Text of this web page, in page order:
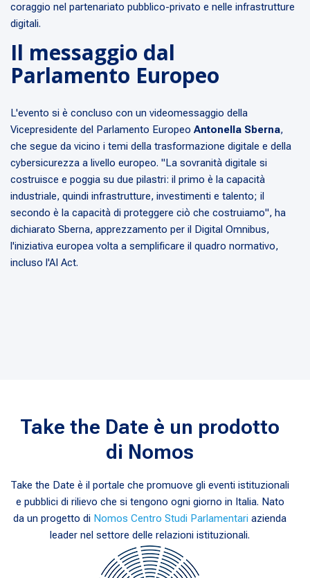
coraggio nel partenariato pubblico-privato e nelle infrastrutture
digitali.
Il messaggio dal
Parlamento Europeo
L'evento si è concluso con un videomessaggio della
Vicepresidente del Parlamento Europeo Antonella Sberna,
che segue da vicino i temi della trasformazione digitale e della
cybersicurezza a livello europeo. "La sovranità digitale si
costruisce e poggia su due pilastri: il primo è la capacità
industriale, quindi infrastrutture, investimenti e talento; il
secondo è la capacità di proteggere ciò che costruiamo", ha
dichiarato Sberna, apprezzamento per il Digital Omnibus,
l'iniziativa europea volta a semplificare il quadro normativo,
incluso l'AI Act.
Take the Date è un prodotto
di Nomos
Take the Date è il portale che promuove gli eventi istituzionali
e pubblici di rilievo che si tengono ogni giorno in Italia. Nato
da un progetto di Nomos Centro Studi Parlamentari azienda
leader nel settore delle relazioni istituzionali.